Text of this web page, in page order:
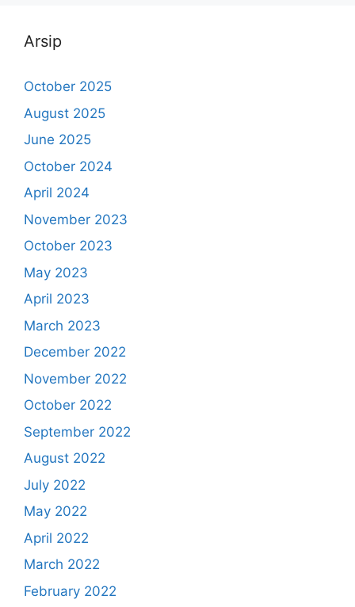
Arsip
October 2025
August 2025
June 2025
October 2024
April 2024
November 2023
October 2023
May 2023
April 2023
March 2023
December 2022
November 2022
October 2022
September 2022
August 2022
July 2022
May 2022
April 2022
March 2022
February 2022